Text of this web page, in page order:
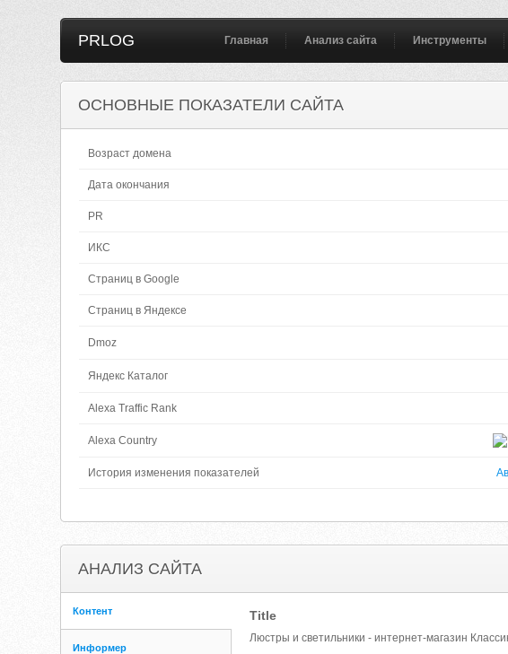
PRLOG Главная Анализ сайта Инструменты
ОСНОВНЫЕ ПОКАЗАТЕЛИ САЙТА
Возраст домена
Дата окончания
PR
ИКС
Страниц в Google
Страниц в Яндексе
Dmoz
Яндекс Каталог
Alexa Traffic Rank
Alexa Country
История изменения показателей
АНАЛИЗ САЙТА
Контент
Информер
Title
Люстры и светильники - интернет-магазин